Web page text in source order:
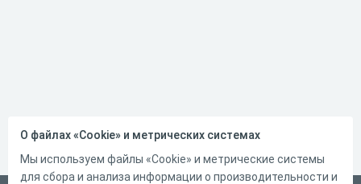
О файлах «Cookie» и метрических системах
Мы используем файлы «Cookie» и метрические системы
для сбора и анализа информации о производительности и